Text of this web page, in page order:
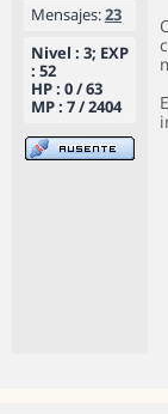
Mensajes:23
Nivel : 3; EXP
: 52
HP : 0 / 63
MP : 7 / 2404